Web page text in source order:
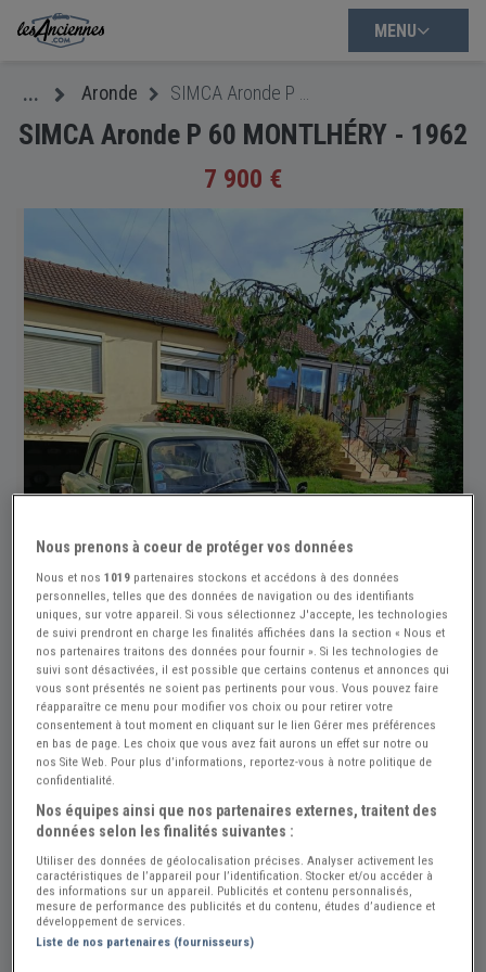
MENU
... Aronde
SIMCA Aronde P 60 MONTLHÉRY - 1962
7 900 €
Réf : A812805 Actualisée le : 30/07/2026
SIMCA Aronde P 60 MONTLHÉRY -
Nous prenons à coeur de protéger vos données
Nous et nos1019 partenaires stockons et accédons à des données
personnelles, telles que des données de navigation ou des identifiants
uniques, sur votre appareil. Si vous sélectionnez J'accepte, les technologies
de suivi prendront en charge les finalités affichées dans la section « Nous et
nos partenaires traitons des données pour fournir ». Si les technologies de
suivi sont désactivées, il est possible que certains contenus et annonces qui
vous sont présentés ne soient pas pertinents pour vous. Vous pouvez faire
réapparaître ce menu pour modifier vos choix ou pour retirer votre
consentement à tout moment en cliquant sur le lien Gérer mes préférences
en bas de page. Les choix que vous avez fait aurons un effet sur notre ou
nos Site Web. Pour plus d’informations, reportez-vous à notre politique de
confidentialité.
Nos équipes ainsi que nos partenaires externes, traitent des
données selon les finalités suivantes :
Utiliser des données de géolocalisation précises. Analyser activement les
caractéristiques de l’appareil pour l’identification. Stocker et/ou accéder à
des informations sur un appareil. Publicités et contenu personnalisés,
mesure de performance des publicités et du contenu, études d’audience et
développement de services.
Liste de nos partenaires (fournisseurs)